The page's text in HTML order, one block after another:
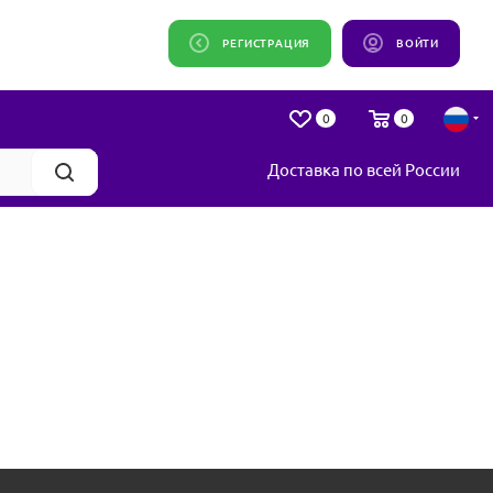
ВОЙТИ
РЕГИСТРАЦИЯ
0 0
Доставка по всей России